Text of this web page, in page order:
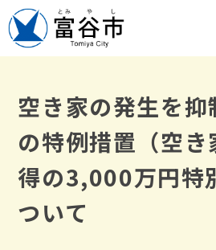
空き家の発生を抑
の特例措置（空
得の3,000万円特
ついて